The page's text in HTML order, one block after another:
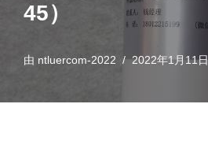
45）
由 ntluercom-2022 2022年1月11日